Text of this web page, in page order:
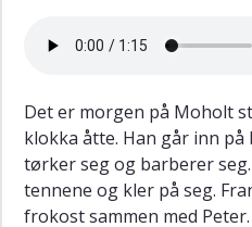
Frank
Y
Yuhang
Ålesund
Det er morgen på Moholt
klokka åtte. Han går inn på
tørker seg og barberer
tennene og kler på seg.
frokost sammen med